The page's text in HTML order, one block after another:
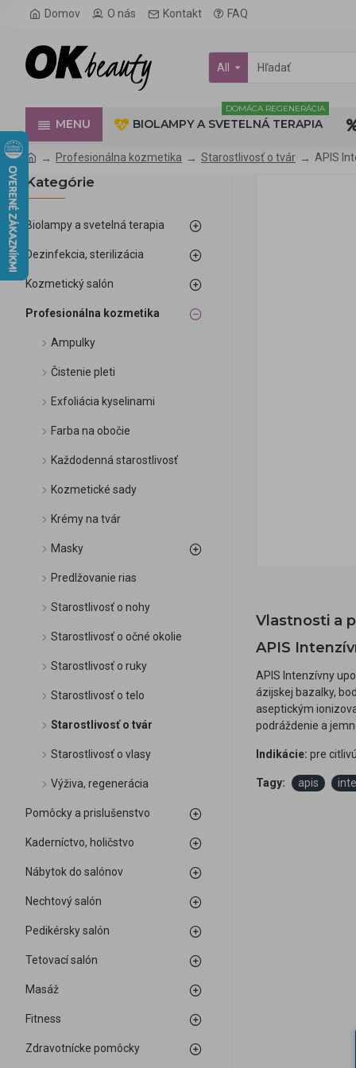
Domov O nás Kontakt FAQ
All
MENU BIOLAMPY A SVETELNÁ TERAPIA
DOMÁCA REGENERÁCIA
Profesionálna kozmetika Starostlivosť o tvár APIS
Kategórie
Biolampy a svetelná terapia
Dezinfekcia, sterilizácia
Kozmetický salón
Profesionálna kozmetika
Ampulky
Čistenie pleti
Exfoliácia kyselinami
Farba na obočie
Každodenná starostlivosť
Kozmetické sady
Krémy na tvár
Masky
Predlžovanie rias
Starostlivosť o nohy
Starostlivosť o očné okolie
Starostlivosť o ruky
Starostlivosť o telo
Starostlivosť o tvár
Starostlivosť o vlasy
Výživa, regenerácia
Pomôcky a prislušenstvo
Kaderníctvo, holičstvo
Nábytok do salónov
Nechtový salón
Pedikérsky salón
Tetovací salón
Masáž
Fitness
Zdravotnícke pomôcky
Vlastnosti a
APIS
APIS Intenzívny
ázijskej bazalky,
aseptickým
podráždenie a
Indikácie: pre
Tagy: apis